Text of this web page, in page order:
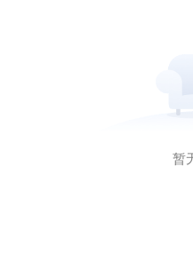
暂